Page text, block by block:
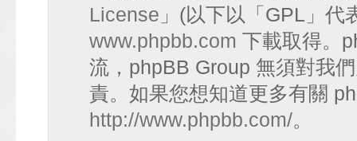
License 」(以下以「GPL」代
www.phpbb.com 下載取得。
流，phpBB Group 無須對我
責。如果您想知道更多有關
http://www.phpbb.com/。